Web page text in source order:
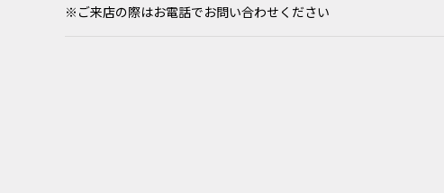
※ご来店の際はお電話でお問い合わせください